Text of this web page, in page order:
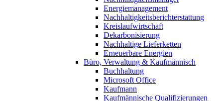
Energiemanagement
Nachhaltigkeitsberichterstattung
Kreislaufwirtschaft
Dekarbonisierung
Nachhaltige Lieferketten
Erneuerbare Energien
Büro, Verwaltung & Kaufmännisch
Buchhaltung
Microsoft Office
Kaufmann
Kaufmännische Qualifizierungen